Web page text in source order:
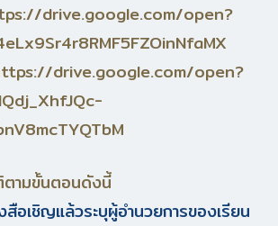
drive.google.com/open?
drive.google.com/open?
ามขั้นตอนดังนี้
อเชิญแล้วระบุผู้อำนวยการของเรียน